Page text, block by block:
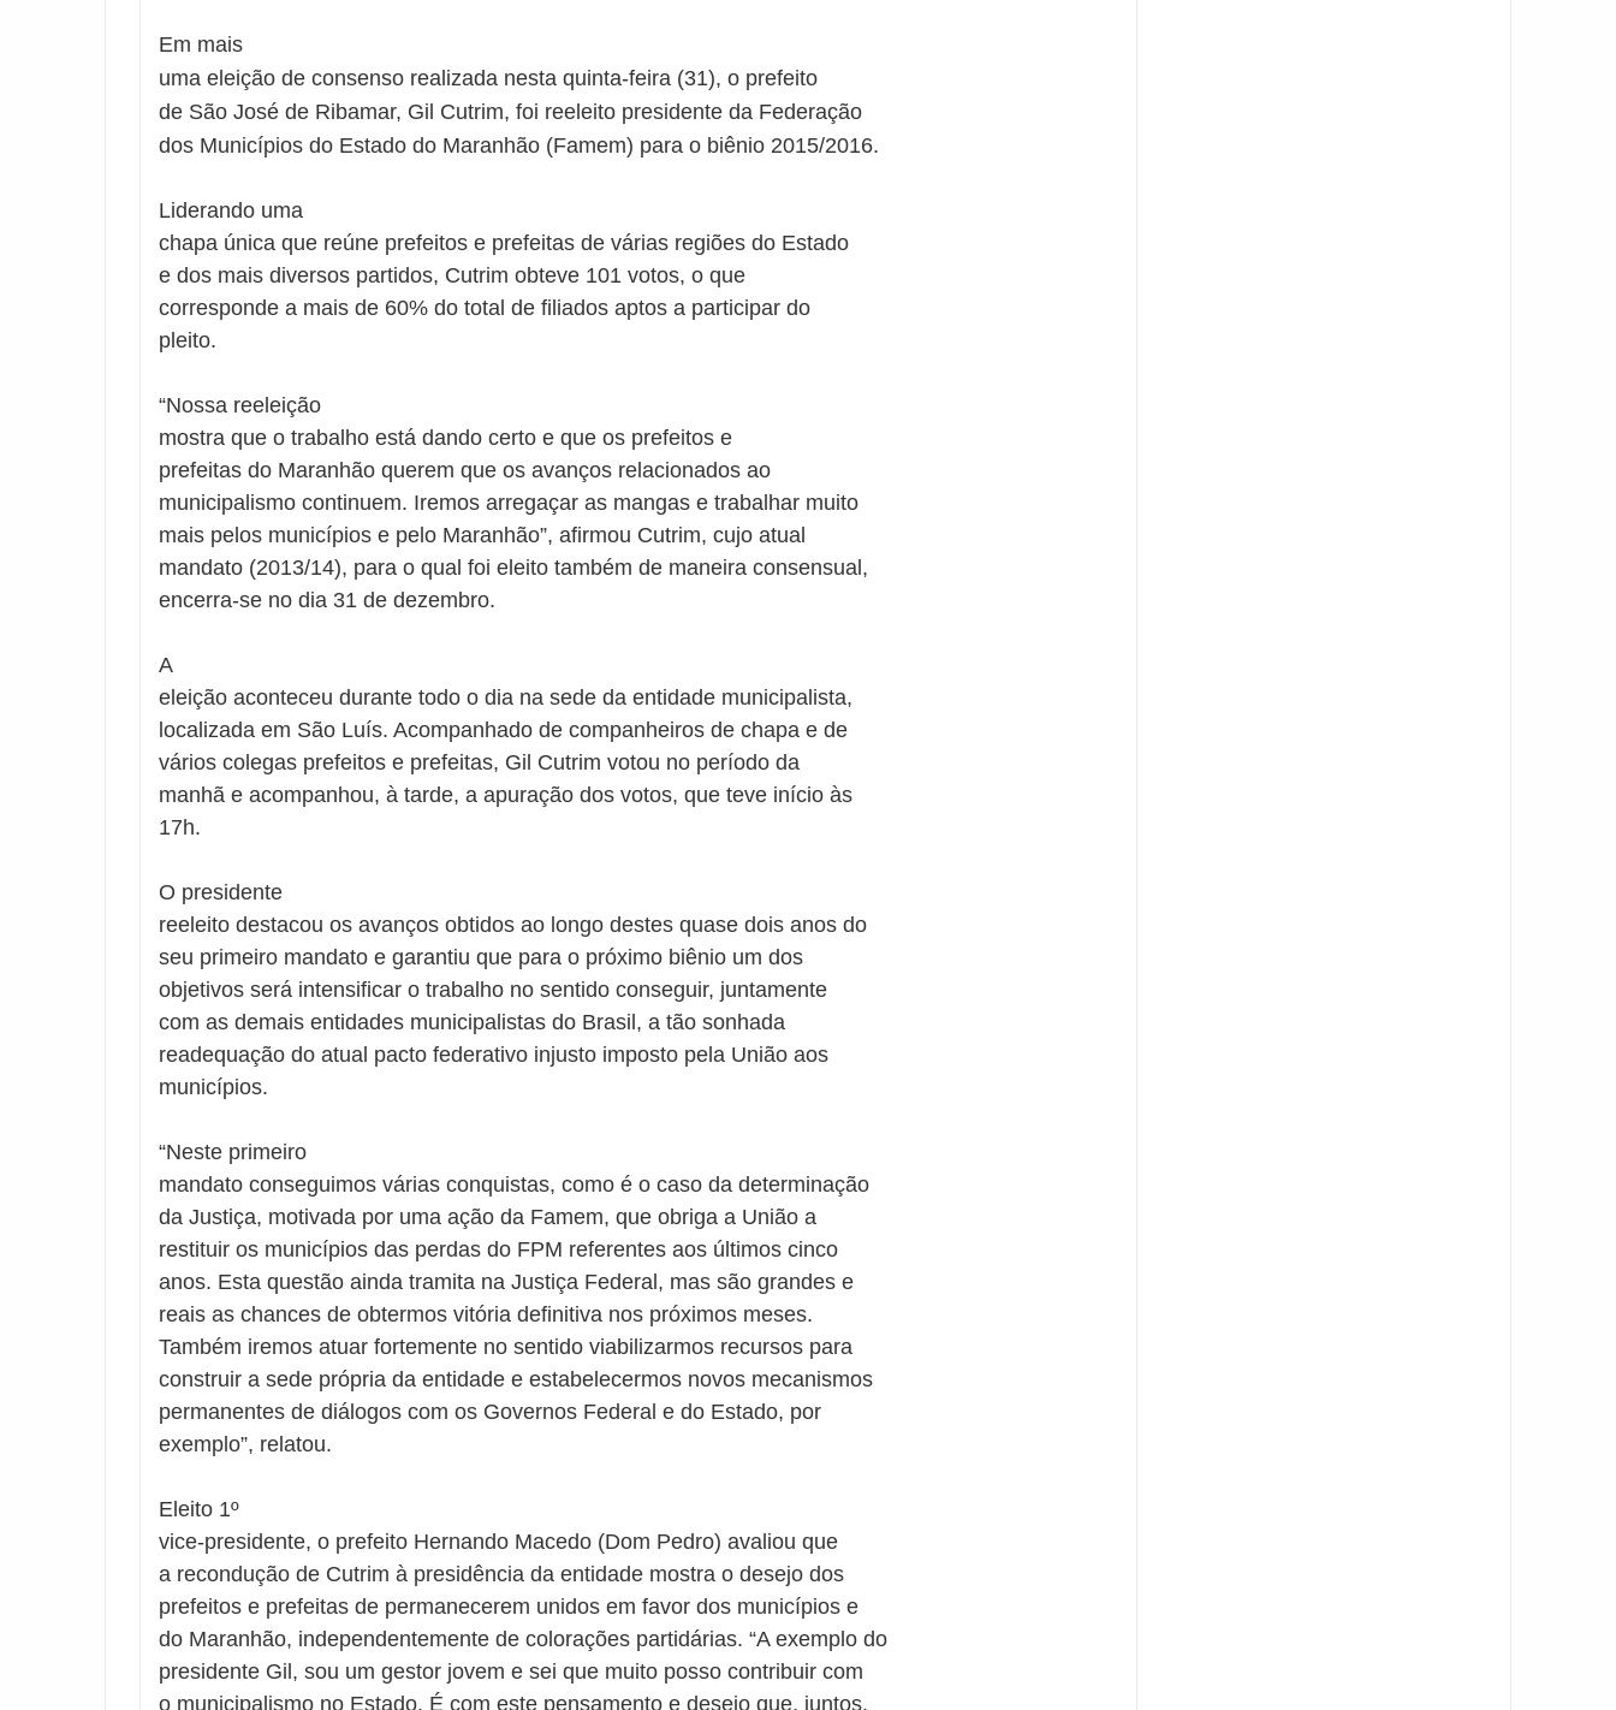
Em mais
uma eleição de consenso realizada nesta quinta-feira (31), o prefeito
de São José de Ribamar, Gil Cutrim, foi reeleito presidente da Federação
dos Municípios do Estado do Maranhão (Famem) para o biênio 2015/2016.
Liderando uma
chapa única que reúne prefeitos e prefeitas de várias regiões do Estado
e dos mais diversos partidos, Cutrim obteve 101 votos, o que
corresponde a mais de 60% do total de filiados aptos a participar do
pleito.
“Nossa reeleição
mostra que o trabalho está dando certo e que os prefeitos e
prefeitas do Maranhão querem que os avanços relacionados ao
municipalismo continuem. Iremos arregaçar as mangas e trabalhar muito
mais pelos municípios e pelo Maranhão”, afirmou Cutrim, cujo atual
mandato (2013/14), para o qual foi eleito também de maneira consensual,
encerra-se no dia 31 de dezembro.
A
eleição aconteceu durante todo o dia na sede da entidade municipalista,
localizada em São Luís. Acompanhado de companheiros de chapa e de
vários colegas prefeitos e prefeitas, Gil Cutrim votou no período da
manhã e acompanhou, à tarde, a apuração dos votos, que teve início às
17h.
O presidente
reeleito destacou os avanços obtidos ao longo destes quase dois anos do
seu primeiro mandato e garantiu que para o próximo biênio um dos
objetivos será intensificar o trabalho no sentido conseguir, juntamente
com as demais entidades municipalistas do Brasil, a tão sonhada
readequação do atual pacto federativo injusto imposto pela União aos
municípios.
“Neste primeiro
mandato conseguimos várias conquistas, como é o caso da determinação
da Justiça, motivada por uma ação da Famem, que obriga a União a
restituir os municípios das perdas do FPM referentes aos últimos cinco
anos. Esta questão ainda tramita na Justiça Federal, mas são grandes e
reais as chances de obtermos vitória definitiva nos próximos meses.
Também iremos atuar fortemente no sentido viabilizarmos recursos para
construir a sede própria da entidade e estabelecermos novos mecanismos
permanentes de diálogos com os Governos Federal e do Estado, por
exemplo”, relatou.
Eleito 1º
vice-presidente, o prefeito Hernando Macedo (Dom Pedro) avaliou que
a recondução de Cutrim à presidência da entidade mostra o desejo dos
prefeitos e prefeitas de permanecerem unidos em favor dos municípios e
do Maranhão, independentemente de colorações partidárias. “A exemplo do
presidente Gil, sou um gestor jovem e sei que muito posso contribuir com
o municipalismo no Estado. É com este pensamento e desejo que, juntos,